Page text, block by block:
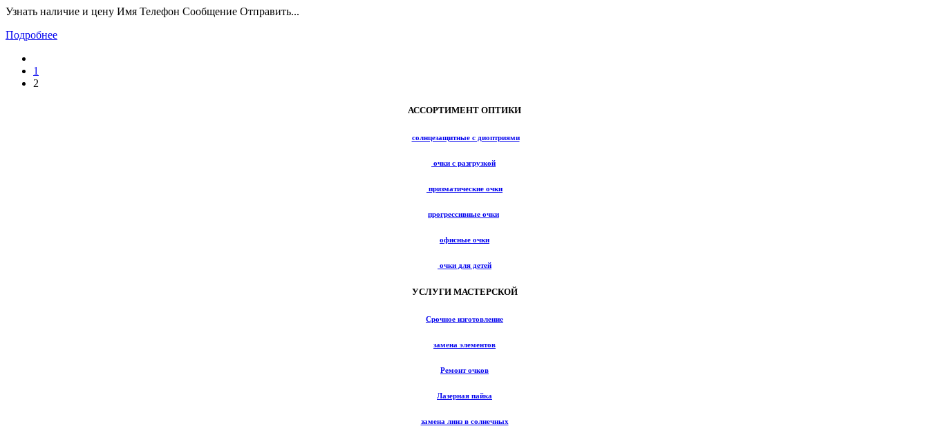
Узнать наличие и цену Имя Телефон Сообщение Отправить...
Подробнее
1
2
АССОРТИМЕНТ ОПТИКИ
солнцезащитные с диоптриями
очки с разгрузкой
призматические очки
прогрессивные очки
офисные очки
очки для детей
УСЛУГИ МАСТЕРСКОЙ
Срочное изготовление
замена элементов
Ремонт очков
Лазерная пайка
замена линз в солнечных